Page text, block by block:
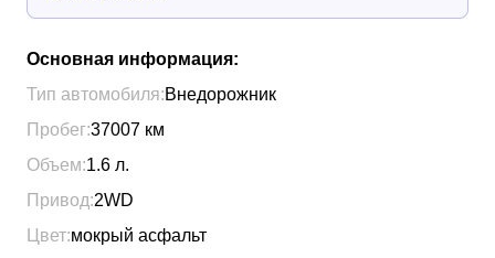
Основная информация:
Тип автомобиля:Внедорожник
Пробег:37007 км
Объем:1.6 л.
Привод:2WD
Цвет:мокрый асфальт